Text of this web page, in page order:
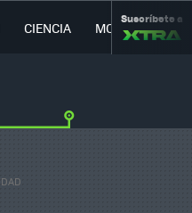
CIENCIA MOVILIDAD
Suscríbete a